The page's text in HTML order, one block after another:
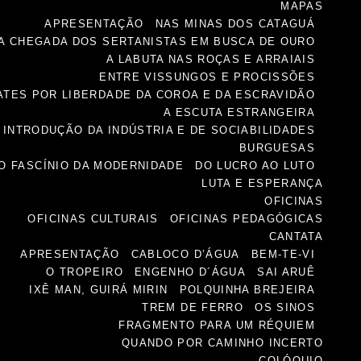
MAPAS
APRESENTAÇÃO
NAS MINAS DOS CATAGUÁ
CHEGADA DOS SERTANISTAS EM BUSCA DE OURO
A LABUTA NAS ROÇAS E ARRAIAIS
ENTRE VISSUNGOS E PROCISSÕES
POR LIBERDADE DA COROA E DA ESCRAVIDÃO
A ESCUTA ESTRANGEIRA
INTRODUÇÃO DA INDÚSTRIA E DE SOCIABILIDADES
BURGUESAS
FASCÍNIO DA MODERNIDADE
DO LUCRO AO LUTO
LUTA E ESPERANÇA
OFICINAS
OFICINAS CULTURAIS
OFICINAS PEDAGÓGICAS
CANTATA
APRESENTAÇÃO
CABLOCO D’ÁGUA
BEM-TE-VI
O TROPEIRO
ENGENHO D´ÁGUA
SAI ARUÊ
IXÊ MAN, GUIRÁ MIRIN
POLQUINHA BREJEIRA
TREM DE FERRO
OS SINOS
FRAGMENTO PARA UM RÉQUIEM
QUANDO POR CAMINHO INCERTO